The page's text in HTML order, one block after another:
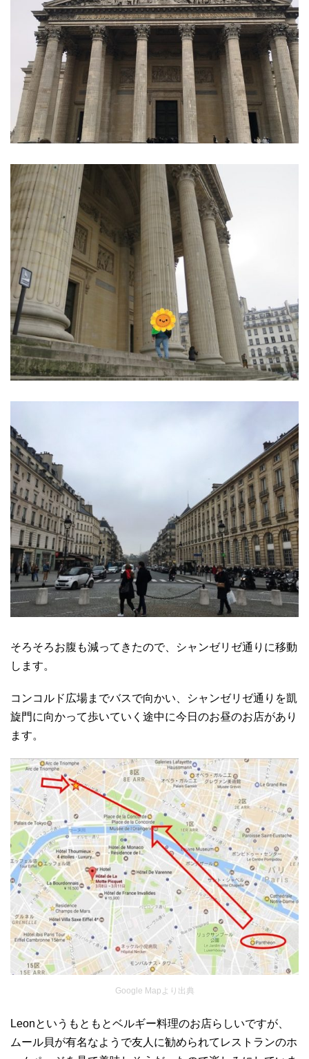
そろそろお腹も減ってきたので、シャンゼリゼ通りに移動
します。
コンコルド広場までバスで向かい、シャンゼリゼ通りを凱
旋門に向かって歩いていく途中に今日のお昼のお店があり
ます。
Google Mapより出典
Leonというもともとベルギー料理のお店らしいですが、
ムール貝が有名なようで友人に勧められてレストランのホ